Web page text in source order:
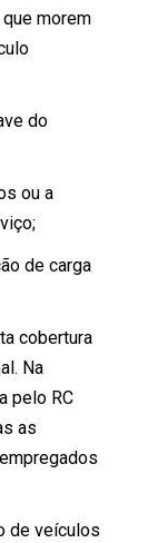
morem
do
ou a
de carga
cobertura
Na
pelo RC
as
de veículos